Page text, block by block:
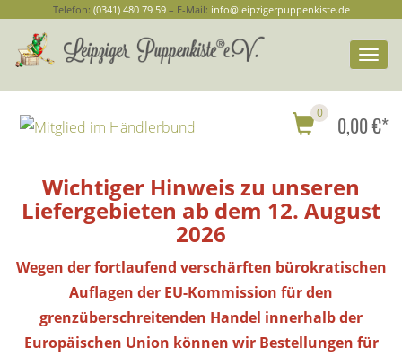
Telefon: (0341) 480 79 59– E-Mail: info@leipzigerpuppenkiste.de
0 0,00 €*
Wichtiger Hinweis zu unseren
Liefergebieten ab dem 12. August
2026
Wegen der fortlaufend verschärften bürokratischen
Auflagen der EU-Kommission für den
grenzüberschreitenden Handel innerhalb der
Europäischen Union können wir Bestellungen für